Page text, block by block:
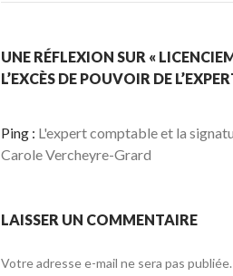
UNE RÉFLEXION SUR «
L’EXCÈS DE POUVOIR DE
Ping : L'expert comptable et la
Carole Vercheyre-Grard
LAISSER UN COMMENTAIRE
Votre adresse e-mail ne sera pas publiée.